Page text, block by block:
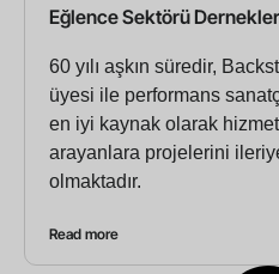
Eğlence Sektörü
60 yılı aşkın süredir,
üyesi ile performans
en iyi kaynak olarak
arayanlara projelerini
olmaktadır.
Read more